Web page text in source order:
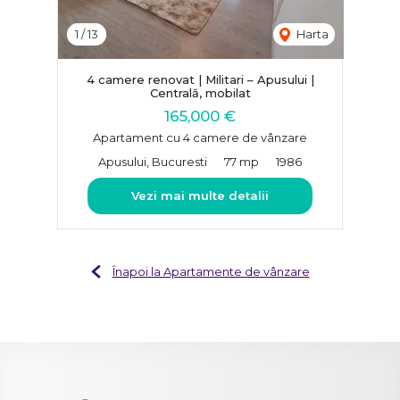
1 /13 Harta
4 camere renovat | Militari – Apusului |
Centrală, mobilat
165,000 €
Apartament cu 4 camere de vânzare
Apusului, Bucuresti
77 mp 1986
Vezi mai multe detalii
Înapoi la Apartamente de vânzare